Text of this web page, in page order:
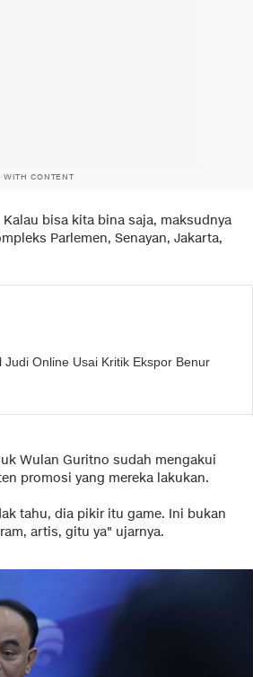
WITH CONTENT
bisa kita bina saja, maksudnya
Parlemen, Senayan, Jakarta,
Online Usai Kritik Ekspor Benur
Wulan Guritno sudah mengakui
promosi yang mereka lakukan.
tahu, dia pikir itu game. Ini bukan
artis, gitu ya" ujarnya.